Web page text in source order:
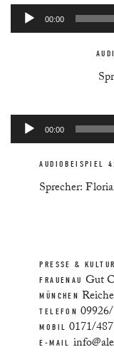
00:00
00:00
AUDIOBEISPIEL
Sprecher:
PRESSE & KULTUR
FRAUENAU Gut
MÜNCHEN
TELEFON
MOBIL 0171/
E-MAIL